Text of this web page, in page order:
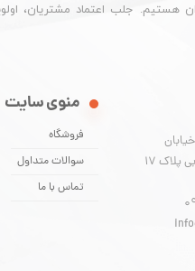
هستیم. جلب اعتماد مشتریان،
منوی سایت
فروشگاه
سوالات متداول
تماس با ما
پلاک ۱۷